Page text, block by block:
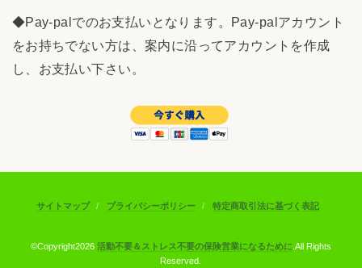
◆Pay-palでのお支払いとなります。Pay-palアカウント
をお持ちでない方は、案内に沿ってアカウントを作成
し、お支払い下さい。
サイトマップ プライバシーポリシー 特定商取引法に基づく表記
©Copyright2026 活動不要＆ストレス不要の保険営業になるために .All Rights
Reserved.